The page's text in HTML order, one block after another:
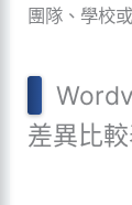
團隊、學校
差異比